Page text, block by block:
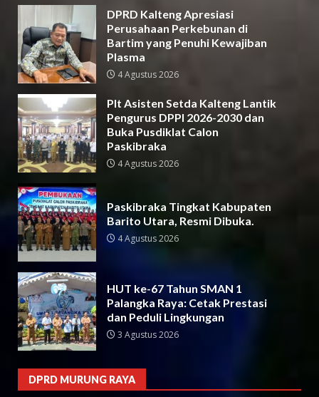
DPRD Kalteng Apresiasi
Perusahaan Perkebunan di
Bartim yang Penuhi Kewajiban
Plasma
4 Agustus 2026
Plt Asisten Setda Kalteng Lantik
Pengurus DPPI 2026-2030 dan
Buka Pusdiklat Calon
Paskibraka
4 Agustus 2026
Paskibraka Tingkat Kabupaten
Barito Utara, Resmi Dibuka.
4 Agustus 2026
HUT ke-67 Tahun SMAN 1
Palangka Raya: Cetak Prestasi
dan Peduli Lingkungan
3 Agustus 2026
DPRD MURUNG RAYA